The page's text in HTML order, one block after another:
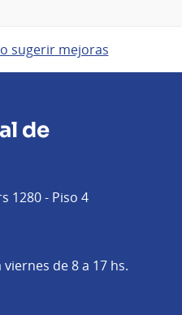
sugerir mejoras
de
1280 - Piso 4
viernes de 8 a 17 hs.